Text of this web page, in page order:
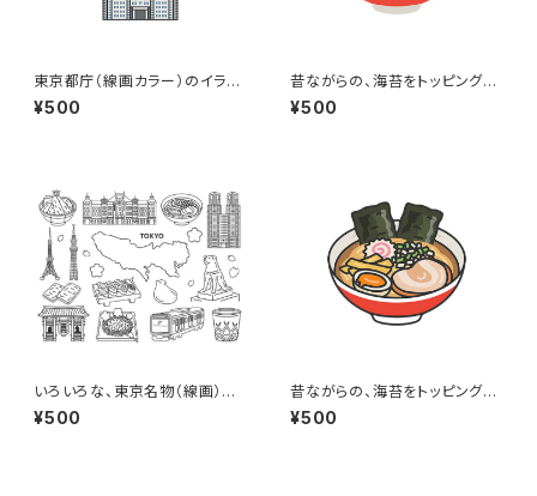
東京都庁（線画カラー）のイラス
ト
¥500
昔ながらの、海苔をトッピングし
た醤油ラーメンのイラスト
¥500
いろいろな、東京名物（線画）の
イラストセット
¥500
昔ながらの、海苔をトッピングし
た醤油ラーメン（線画カラー）の
イラスト
¥500